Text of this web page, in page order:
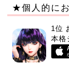
★個人的に
1位
本格